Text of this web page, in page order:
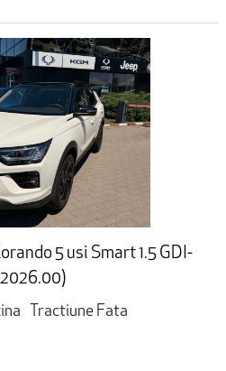
5 usi Smart 1.5 GDI-
2026.00)
Tractiune Fata